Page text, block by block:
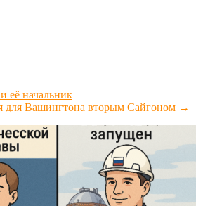
её начальник
для Вашингтона вторым Сайгоном →